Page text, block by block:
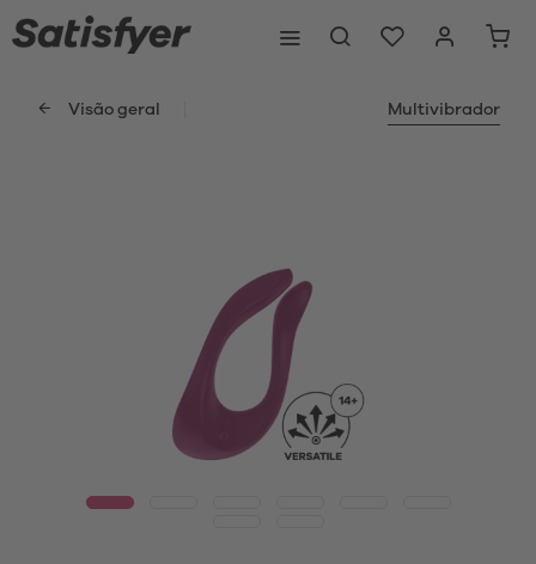
Visão geral Multivibrador